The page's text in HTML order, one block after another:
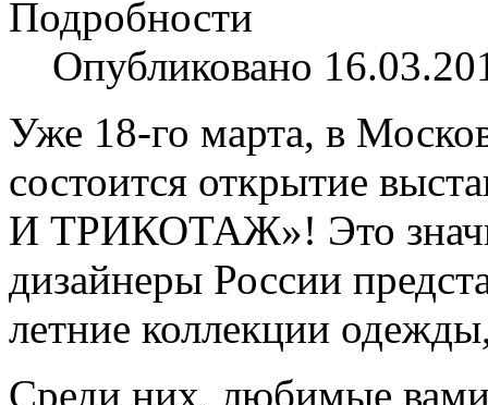
Подробности
Опубликовано
Уже 18-го марта, в
состоится открытие
И ТРИКОТАЖ»! Это
дизайнеры России
летние коллекции
Среди них, любимые